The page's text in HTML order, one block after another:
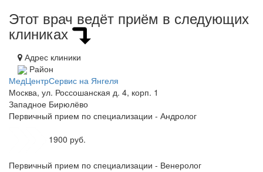
Этот врач ведёт приём в следующих
клиниках
Адрес клиники
Район
МедЦентрСервис на Янгеля
Москва, ул. Россошанская д. 4, корп. 1
Западное Бирюлёво
Первичный прием по специализации - Андролог
1900 руб.
Первичный прием по специализации - Венеролог